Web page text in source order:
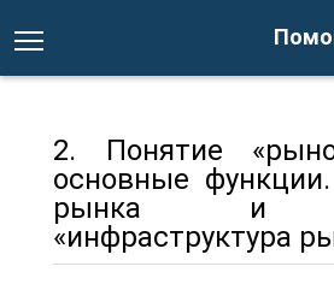
2. Понятие
основные
рынка и
«инфраструктура